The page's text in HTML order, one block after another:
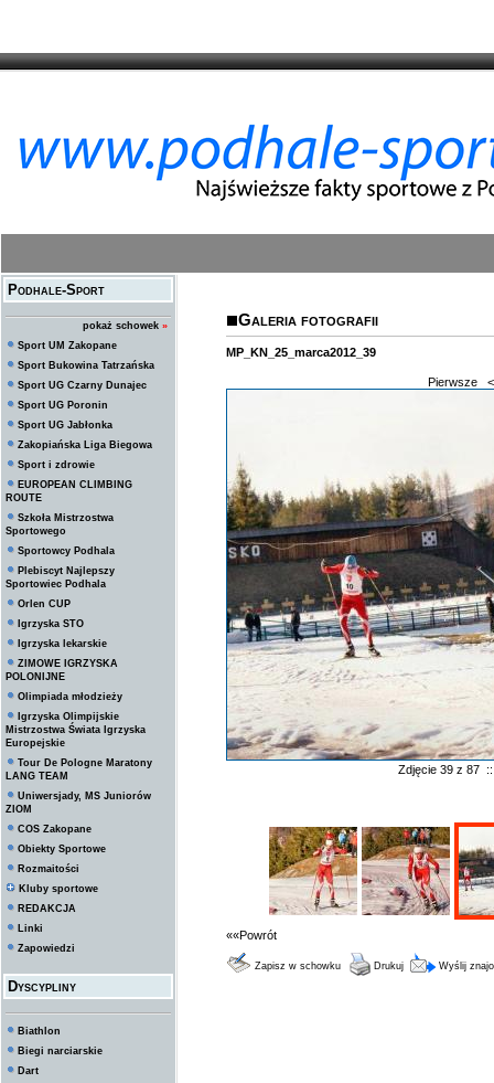
Podhale-Sport
pokaż schowek »
Sport UM Zakopane
Sport Bukowina Tatrzańska
Sport UG Czarny Dunajec
Sport UG Poronin
Sport UG Jabłonka
Zakopiańska Liga Biegowa
Sport i zdrowie
EUROPEAN CLIMBING
ROUTE
Szkoła Mistrzostwa
Sportowego
Sportowcy Podhala
Plebiscyt Najlepszy
Sportowiec Podhala
Orlen CUP
Igrzyska STO
Igrzyska lekarskie
ZIMOWE IGRZYSKA
POLONIJNE
Olimpiada młodzieży
Igrzyska Olimpijskie
Mistrzostwa Świata Igrzyska
Europejskie
Tour De Pologne Maratony
LANG TEAM
Uniwersjady, MS Juniorów
ZIOM
COS Zakopane
Obiekty Sportowe
Rozmaitości
Kluby sportowe
REDAKCJA
Linki
Zapowiedzi
Dyscypliny
Biathlon
Biegi narciarskie
Dart
Galeria fotografii
MP_KN_25_marca2012_39
Pierwsze
Zdjęcie 39 z 87
««Powrót
Zapisz w schowku Drukuj Wyślij